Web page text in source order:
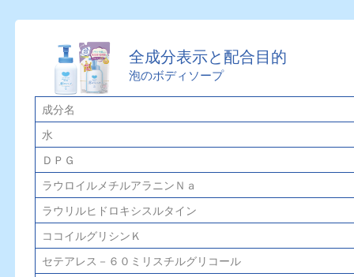
全成分表示と配合目的
泡のボディソープ
成分名
水
ＤＰＧ
ラウロイルメチルアラニンＮａ
ラウリルヒドロキシスルタイン
ココイルグリシンＫ
セテアレス－６０ミリスチルグリコール